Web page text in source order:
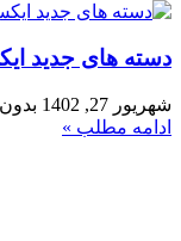
دسته های جدید
شهریور 27, 1402
ادامه مطلب »